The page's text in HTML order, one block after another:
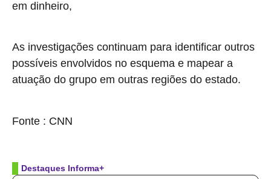
em dinheiro,
As investigações continuam para identificar outros
possíveis envolvidos no esquema e mapear a
atuação do grupo em outras regiões do estado.
Fonte : CNN
Destaques Informa+